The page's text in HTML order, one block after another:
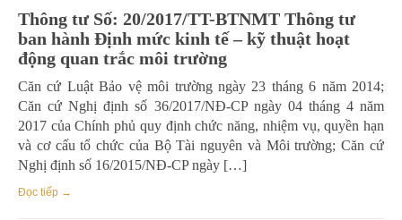
Thông tư Số: 20/2017/TT-BTNMT Thông tư
ban hành Định mức kinh tế – kỹ thuật hoạt
động quan trắc môi trường
Căn cứ Luật Bảo vệ môi trường ngày 23 tháng 6 năm 2014;
Căn cứ Nghị định số 36/2017/NĐ-CP ngày 04 tháng 4 năm
2017 của Chính phủ quy định chức năng, nhiệm vụ, quyền hạn
và cơ cấu tổ chức của Bộ Tài nguyên và Môi trường; Căn cứ
Nghị định số 16/2015/NĐ-CP ngày […]
Đọc tiếp →